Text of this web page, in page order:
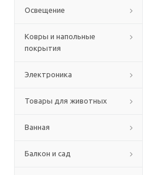
Освещение
Ковры и напольные
покрытия
Электроника
Товары для животных
Ванная
Балкон и сад